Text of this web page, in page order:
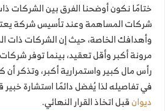
ختامًا نكون أوضحنا الفرق بين الشركات
شركات المساهمة وعند تأسيس شركة
وأهدافك الخاصة، حيث إن الشركات ذات
مرونة أكبر وأقل تعقيد، بينما توفر
رأس مال كبير واستمرارية أكبر، وتذكر
في تفاصيله لذا يُفضل دائمًا استشارة خبير
ديوانقبل اتخاذ القرار النهائي.